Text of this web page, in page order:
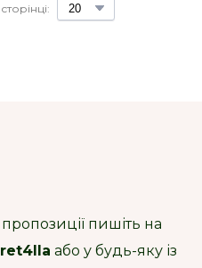
пишіть на
або у будь-яку із